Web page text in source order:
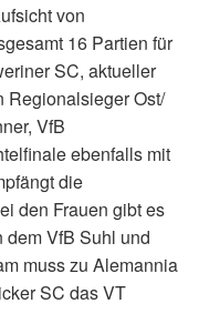
von
16 Partien für
SC, aktueller
Regionalsieger Ost/
VfB
ebenfalls mit
die
den Frauen gibt es
VfB Suhl und
muss zu Alemannia
SC das VT